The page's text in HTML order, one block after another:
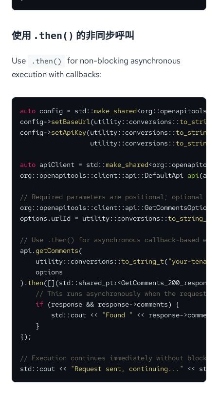
使用 .then() 的非同步呼叫
Use .then()
for non-blocking asynchronous
execution with callbacks:
auto config = std:: make_shared
config->setBaseUrl(utility::conversions::
config->setApiKey(utility::conversions::to_string_t
                  utility::conversions::
to_string_t
auto apiClient = std:: make_shared
org::openapitools::client:: api::DefaultApi api
// Required parameters are positional; optional
options.urlId = utility::conversions::to_string_t
// Use .then() for asynchronous callback-based
api.getComments(
    utility::conversions::
to_string_t("your-
    options
).then
// This runs asynchronously when the request
if (response && response->comments) {
        std::cout <<
"Found "
<< response-
    }
});
// Execution continues immediately without blocking
std::cout <<
"Request sent, continuing..." <<